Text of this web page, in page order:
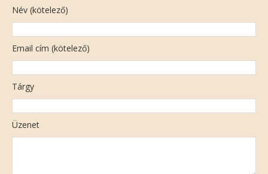
Név (kötelező)
Email cím (kötelező)
Tárgy
Üzenet